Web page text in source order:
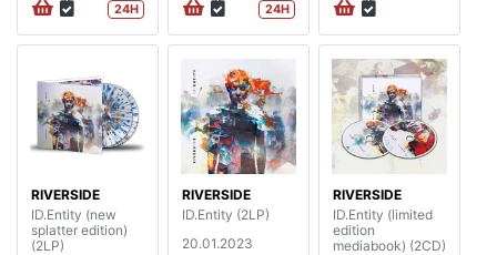
24H 24H
RIVERSIDE
ID.Entity (new
splatter edition)
(2LP)
RIVERSIDE
ID.Entity (2LP)
20.01.2023
RIVERSIDE
ID.Entity (limited
edition
mediabook) (2CD)